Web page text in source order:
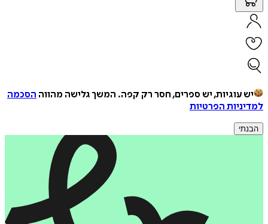
יש עוגיות, יש ספרים, חסר רק קפה. המשך גלישה מהווה הסכמה
למדיניות הפרטיות
הבנתי